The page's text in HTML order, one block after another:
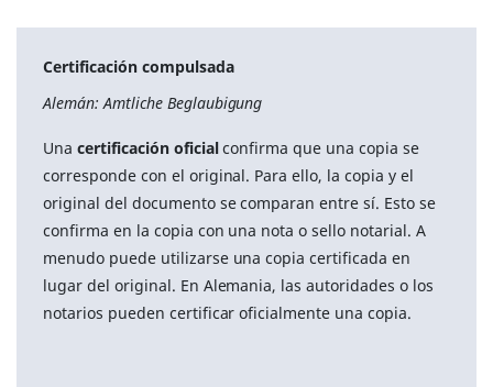
Certificación compulsada
Alemán: Amtliche Beglaubigung
Una certificación oficialconfirma que una copia se
corresponde con el original. Para ello, la copia y el
original del documento se comparan entre sí. Esto se
confirma en la copia con una nota o sello notarial. A
menudo puede utilizarse una copia certificada en
lugar del original. En Alemania, las autoridades o los
notarios pueden certificar oficialmente una copia.